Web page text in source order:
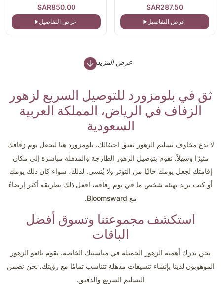
SAR287.50
عرض التفاصيل
SAR850.00
عرض التفاصيل
عرض المزيد
ثق في بلومزورد للتوصيل السريع لزهور
الزفاف في الرياض، المملكة العربية
السعودية
لا تدع مخاوف تسليم الزهور تعيق احتفالك. بلومزورد هنا لتجعل يوم زفافك
مثيرًا وسهلاً. نقوم بتوصيل الزهور الطازجة والمذهلة مباشرة إلى مكان
إقامتك لجعل يومك خاليًا من التوتر ولا يُنسى. لذلك، سواء كان ذلك يومك
أو كنت تريد تهنئة شخص ما في يوم زفافه، افعل ذلك بطريقة أكثر إرضاءً
مع Bloomsward.
استكشف مجموعتنا وتسوق أفضل
الباقات
نحن ندرك أهمية الزهور الجميلة في مناسبتك الخاصة. يقوم بائعو الزهور
الموهوبون لدينا بإنشاء تنسيقات مذهلة تتناسب تمامًا مع رؤيتك. نحن نضمن
التسليم السريع والدقيق.